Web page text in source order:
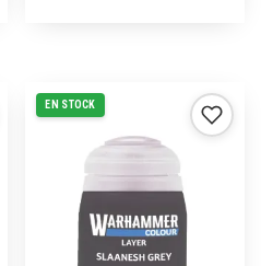
EN STOCK